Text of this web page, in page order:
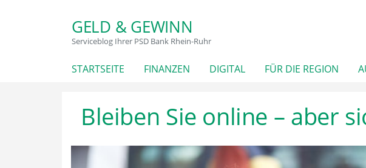
GELD & GEWINN
Serviceblog Ihrer PSD Bank Rhein-Ruhr
STARTSEITE FINANZEN DIGITAL FÜR DIE REGION
Bleiben Sie online – aber